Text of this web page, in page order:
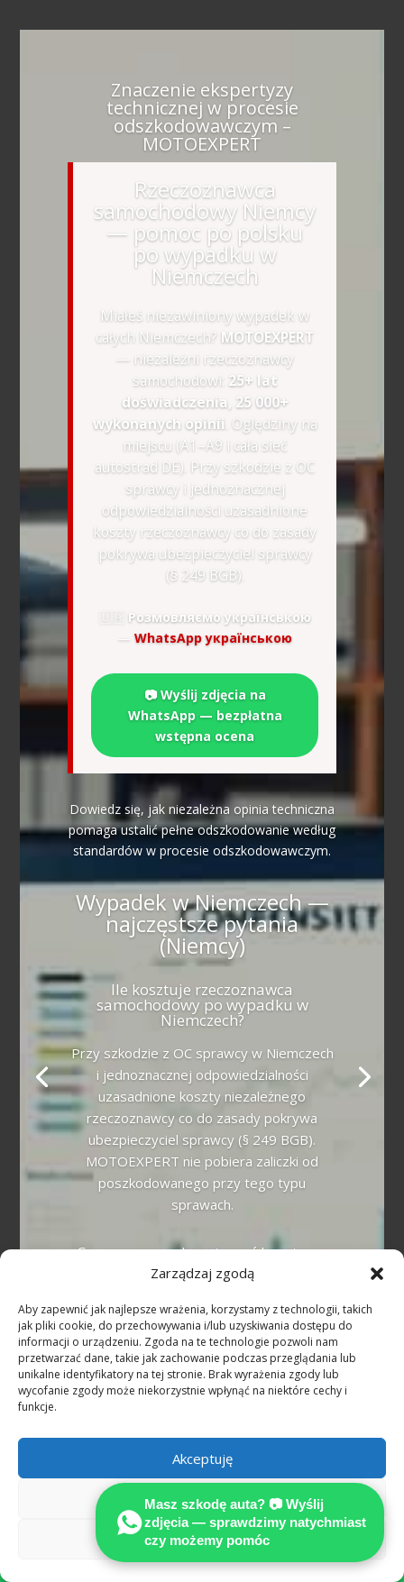
Zarządzaj zgodą
Aby zapewnić jak najlepsze wrażenia, korzystamy z technologii, takich
jak pliki cookie, do przechowywania i/lub uzyskiwania dostępu do
informacji o urządzeniu. Zgoda na te technologie pozwoli nam
przetwarzać dane, takie jak zachowanie podczas przeglądania lub
unikalne identyfikatory na tej stronie. Brak wyrażenia zgody lub
wycofanie zgody może niekorzystnie wpłynąć na niektóre cechy i
funkcje.
Akceptuję
Odmów
Zobacz preferencje
Znaczenie ekspertyzy
technicznej w procesie
odszkodowawczym –
MOTOEXPERT
Rzeczoznawca
samochodowy Niemcy
— pomoc po polsku
po wypadku w
Niemczech
Miałeś niezawiniony wypadek w
całych Niemczech? MOTOEXPERT
— niezależni rzeczoznawcy
samochodowi: 25+ lat
doświadczenia, 25 000+
wykonanych opinii . Oględziny na
miejscu (A1–A9 i cała sieć
autostrad DE). Przy szkodzie z OC
sprawcy i jednoznacznej
odpowiedzialności uzasadnione
koszty rzeczoznawcy co do zasady
pokrywa ubezpieczyciel sprawcy
(§ 249 BGB).
🇺🇦 Розмовляємо українською
— WhatsApp українською
📷 Wyślij zdjęcia na
WhatsApp — bezpłatna
wstępna ocena
Dowiedz się, jak niezależna opinia techniczna
pomaga ustalić pełne odszkodowanie według
standardów w procesie odszkodowawczym.
Wypadek w Niemczech —
najczęstsze pytania
(Niemcy)
Ile kosztuje rzeczoznawca
samochodowy po wypadku w
Niemczech?
Przy szkodzie z OC sprawcy w Niemczech
i jednoznacznej odpowiedzialności
uzasadnione koszty niezależnego
rzeczoznawcy co do zasady pokrywa
ubezpieczyciel sprawcy (§ 249 BGB).
MOTOEXPERT nie pobiera zaliczki od
poszkodowanego przy tego typu
sprawach.
Czy muszę zaakceptować kosztorys
ubezpieczyciela?
Nie. Kosztorys ubezpieczyciela
reprezentuje interes płatnika i bywa
zaniżony. Masz prawo do niezależnej,
certyfikowanej opinii technicznej
MOTOEXPERT — to podstawa pełnego
Kiedy przysługuje auto zastępcze?
Przy niezawinionej szkodzie z OC sprawcy
w Niemczech auto zastępcze przysługuje
na czas naprawy lub odkupu pojazdu.
Alternatywą jest odszkodowanie za utratę

Masz szkodę auta? 📷 Wyślij
zdjęcia — sprawdzimy natychmiast
czy możemy pomóc